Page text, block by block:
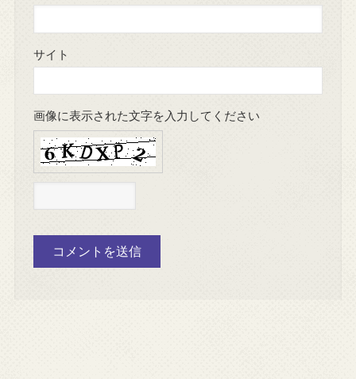
サイト
画像に表示された文字を入力してください